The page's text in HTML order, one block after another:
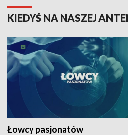
KIEDYŚ NA NASZEJ
Łowcy pasjonatów